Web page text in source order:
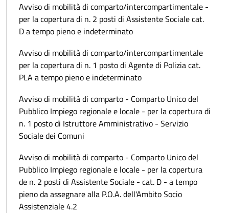
Avviso di mobilità di comparto/intercompartimentale -
per la copertura di n. 2 posti di Assistente Sociale cat.
D a tempo pieno e indeterminato
Avviso di mobilità di comparto/intercompartimentale
per la copertura di n. 1 posto di Agente di Polizia cat.
PLA a tempo pieno e indeterminato
Avviso di mobilità di comparto - Comparto Unico del
Pubblico Impiego regionale e locale - per la copertura di
n. 1 posto di Istruttore Amministrativo - Servizio
Sociale dei Comuni
Avviso di mobilità di comparto - Comparto Unico del
Pubblico Impiego regionale e locale - per la copertura
de n. 2 posti di Assistente Sociale - cat. D - a tempo
pieno da assegnare alla P.O.A. dell'Ambito Socio
Assistenziale 4.2